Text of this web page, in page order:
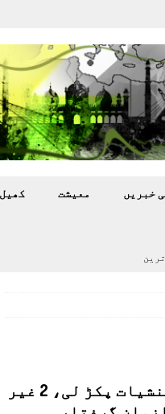
خبريں معيشت کھيل
اے این ایف نے 248 کلو منشیات پکڑ لی، 2 غیر